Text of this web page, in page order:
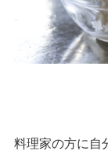
料理家の方に自